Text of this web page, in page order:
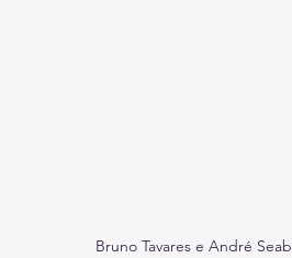
Bruno Tavares e André